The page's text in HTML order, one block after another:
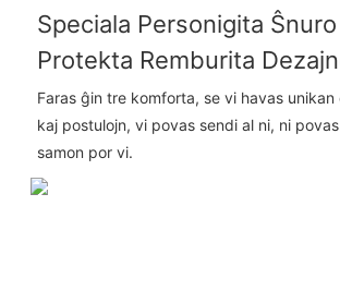
Speciala Personigita Ŝnuro
Protekta Remburita
Faras ĝin tre komforta, se vi havas unikan
kaj postulojn, vi povas sendi al ni, ni
samon por vi.